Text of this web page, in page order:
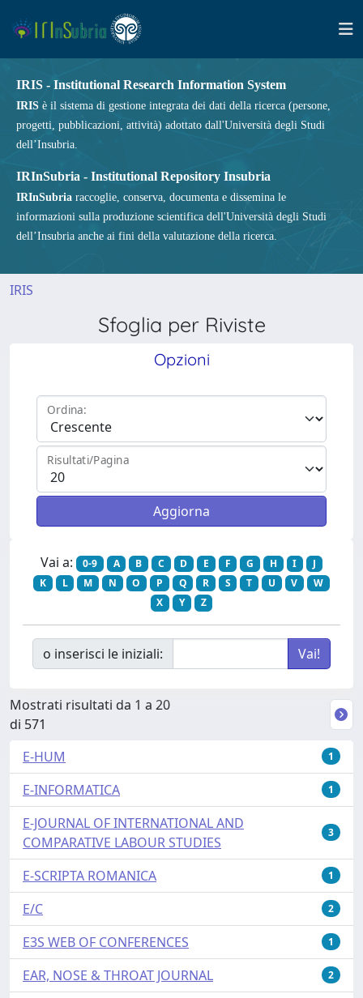
IRIS - Institutional Research Information System
IRIS è il sistema di gestione integrata dei dati della ricerca (persone,
progetti, pubblicazioni, attività) adottato dall'Università degli Studi
dell’Insubria.
IRInSubria - Institutional Repository Insubria
IRInSubria raccoglie, conserva, documenta e dissemina le
informazioni sulla produzione scientifica dell'Università degli Studi
dell’Insubria anche ai fini della valutazione della ricerca.
IRIS
Sfoglia per Riviste
Opzioni
Ordina:
Risultati/Pagina
Vai a: 0-9 A B C D E F G H I
J
K
L M N O P Q R S T U V
W
X
Y Z
o inserisci le iniziali:
Mostrati risultati da 1 a 20
di 571
E-HUM
1
E-INFORMATICA 1
E-JOURNAL OF INTERNATIONAL AND
COMPARATIVE LABOUR STUDIES
3
E-SCRIPTA ROMANICA 1
E/C 2
E3S WEB OF CONFERENCES 1
EAR, NOSE & THROAT JOURNAL 2